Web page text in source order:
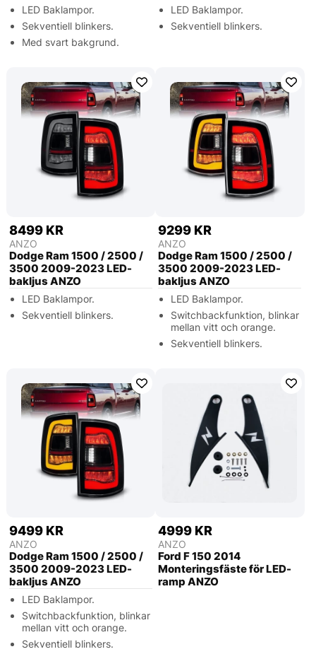
LED Baklampor.
Sekventiell blinkers.
Med svart bakgrund.
LED Baklampor.
Sekventiell blinkers.
8499 KR
ANZO
Dodge Ram 1500 / 2500 /
3500 2009-2023 LED-
bakljus ANZO
LED Baklampor.
Sekventiell blinkers.
9299 KR
ANZO
Dodge Ram 1500 / 2500 /
3500 2009-2023 LED-
bakljus ANZO
LED Baklampor.
Switchbackfunktion, blinkar
mellan vitt och orange.
Sekventiell blinkers.
9499 KR
ANZO
Dodge Ram 1500 / 2500 /
3500 2009-2023 LED-
bakljus ANZO
LED Baklampor.
Switchbackfunktion, blinkar
mellan vitt och orange.
Sekventiell blinkers.
4999 KR
ANZO
Ford F 150 2014
Monteringsfäste för LED-
ramp ANZO